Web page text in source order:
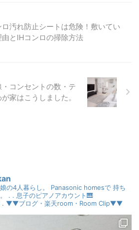
ロ汚れ防止シートは危険！敷いてい
由とIHコンロの掃除方法
コンセントの数・テ
家はこうしました。
の4人暮らし。 Panasonic homesで 持ち
. . 息子のピアノアカウント🎹
. ▼▼ブログ・楽天room・Room Clip▼▼